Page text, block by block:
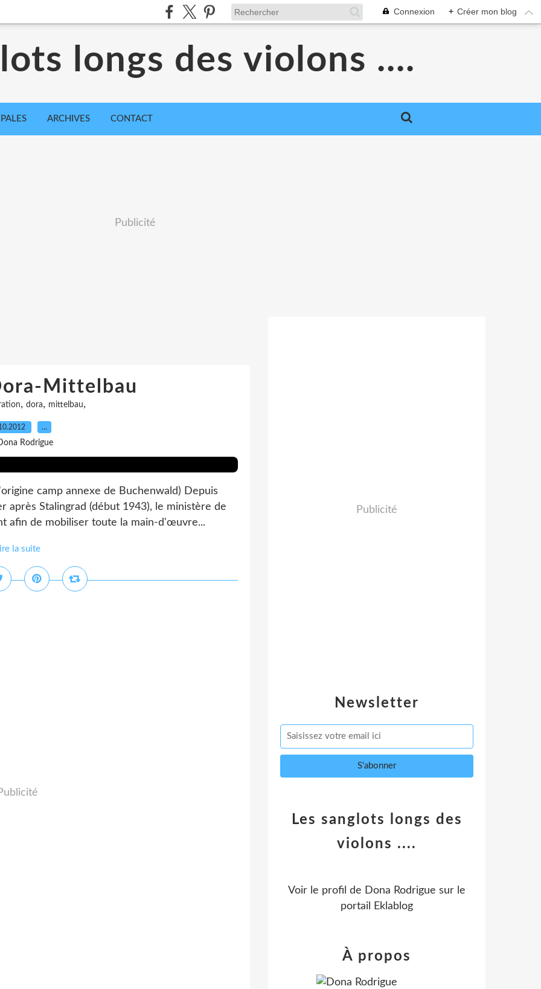
Connexion + Créer mon blog
longs des violons ....
ARCHIVES CONTACT
Publicité
Mittelbau
, dora, mittelbau,
…
Rodrigue
camp annexe de Buchenwald) Depuis
après Stalingrad (début 1943), le ministère de
afin de mobiliser toute la main-d'œuvre...
la suite
Newsletter
Publicité
Les sanglots longs des
violons ....
Voir le profil de Dona Rodrigue sur le
portail Eklablog
À propos